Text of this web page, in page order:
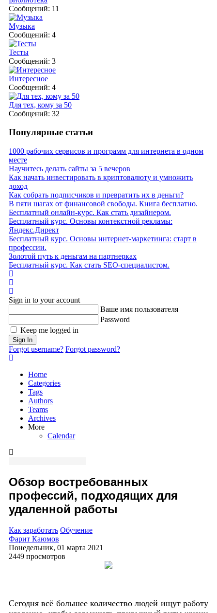
Сообщений: 11
Музыка
Сообщений: 4
Тесты
Сообщений: 3
Интересное
Сообщений: 4
Для тех, кому за 50
Сообщений: 32
Популярные статьи
1000 рабочих сервисов и программ для интернета в одном
месте
Научитесь делать сайты за 5 вечеров
Как начать инвестировать в криптовалюту и умножить
доход
Как собрать подписчиков и превратить их в деньги?
В пяти шагах от финансовой свободы. Книга бесплатно.
Бесплатный онлайн-курс. Как стать дизайнером.
Бесплатный курс. Основы контекстной рекламы:
Яндекс.Директ
Бесплатный курс. Основы интернет-маркетинга: старт в
профессии.
Золотой путь к деньгам на партнерках
Бесплатный курс. Как стать SEO‑специалистом.
Sign in to your account
Ваше имя пользователя
Password
Keep me logged in
Sign In
Forgot username? Forgot password?
Home
Categories
Tags
Authors
Teams
Archives
More
Calendar
Обзор востребованных
профессий, подходящих для
удаленной работы
Как заработать Обучение
Фарит Каюмов
Понедельник, 01 марта 2021
2449 просмотров
Сегодня всё большее количество людей ищут работу